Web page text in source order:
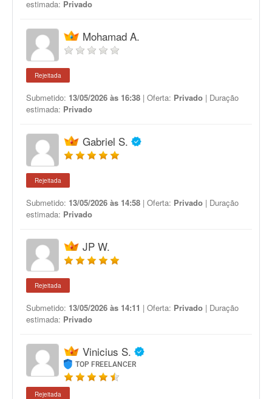
estimada: Privado
Mohamad A.
Rejeitada
Submetido: 13/05/2026 às 16:38 | Oferta: Privado | Duração
estimada: Privado
Gabriel S.
Rejeitada
Submetido: 13/05/2026 às 14:58 | Oferta: Privado | Duração
estimada: Privado
JP W.
Rejeitada
Submetido: 13/05/2026 às 14:11 | Oferta: Privado | Duração
estimada: Privado
Vinicius S.
TOP FREELANCER
Rejeitada